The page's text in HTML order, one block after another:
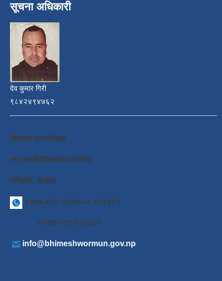
सूचना अधिकारी
देव कुमार गिरी
९८४२४९४७६२
भीमेश्वर नगरपालिका
नगर कार्यपालिकाको कार्यालय
चरिकोट, दोलखा
+९७७-०४९ -४२११००, ४२१४९१
+९७७-०४९-४२१३८१
info@bhimeshwormun.gov.np